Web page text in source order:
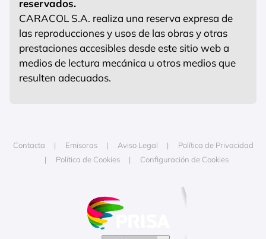
reservados.
CARACOL S.A. realiza una reserva expresa de
las reproducciones y usos de las obras y otras
prestaciones accesibles desde este sitio web a
medios de lectura mecánica u otros medios que
resulten adecuados.
Contacta Emisoras Aviso Legal
Política de Privacidad
Política de Cookies
Configuración de Cookies